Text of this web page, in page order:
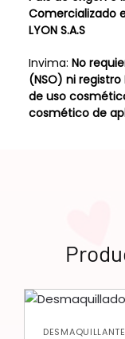
Comercializado
LYON S.A.S
Invima: No
(NSO) ni
de uso
cosmético de